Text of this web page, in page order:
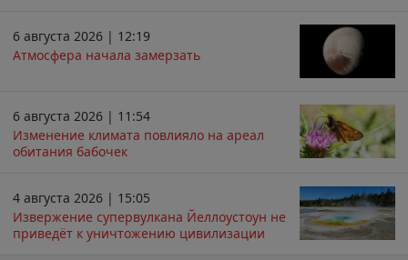
6 августа 2026 | 12:19
Атмосфера начала замерзать
6 августа 2026 | 11:54
Изменение климата повлияло на ареал
обитания бабочек
4 августа 2026 | 15:05
Извержение супервулкана Йеллоустоун не
приведёт к уничтожению цивилизации